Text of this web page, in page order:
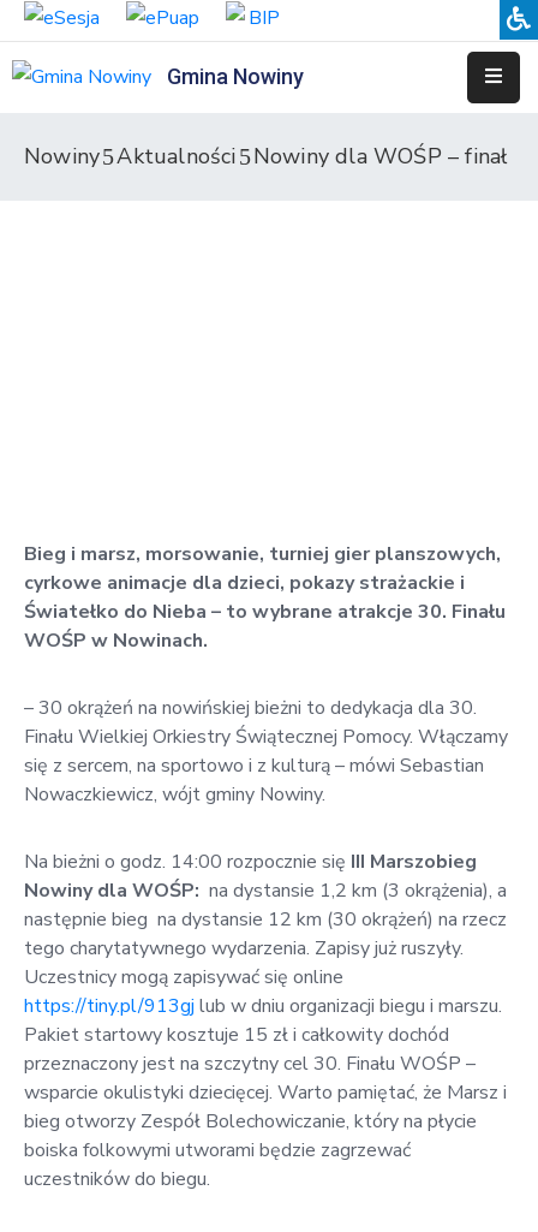
Gmina Nowiny
w
Kowali
Zespół
Oświatowych
w
Bolechowicach
Nowiny Aktualności Nowiny dla WOŚP – finał
Bieg i marsz, morsowanie, turniej gier planszowych,
cyrkowe animacje dla dzieci, pokazy strażackie i
Światełko do Nieba – to wybrane atrakcje 30. Finału
WOŚP w Nowinach.
– 30 okrążeń na nowińskiej bieżni to dedykacja dla 30.
Finału Wielkiej Orkiestry Świątecznej Pomocy. Włączamy
się z sercem, na sportowo i z kulturą – mówi Sebastian
Nowaczkiewicz, wójt gminy Nowiny.
Na bieżni o godz. 14:00 rozpocznie się III Marszobieg
Nowiny dla WOŚP: na dystansie 1,2 km (3 okrążenia), a
następnie bieg na dystansie 12 km (30 okrążeń) na rzecz
tego charytatywnego wydarzenia. Zapisy już ruszyły.
Uczestnicy mogą zapisywać się online
https://tiny.pl/913gj lub w dniu organizacji biegu i marszu.
Pakiet startowy kosztuje 15 zł i całkowity dochód
przeznaczony jest na szczytny cel 30. Finału WOŚP –
wsparcie okulistyki dziecięcej. Warto pamiętać, że Marsz i
bieg otworzy Zespół Bolechowiczanie, który na płycie
boiska folkowymi utworami będzie zagrzewać
uczestników do biegu.